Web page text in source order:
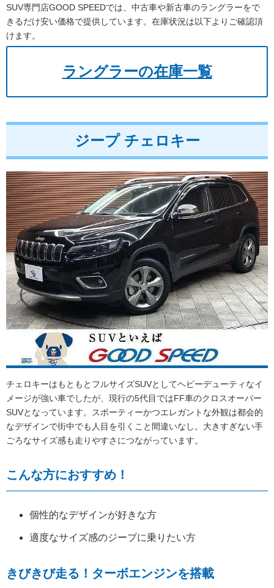
SUV専門店GOOD SPEEDでは、中古車や新古車のラングラーをで
きるだけ安い価格で提供しています。在庫状況は以下よりご確認頂
けます。
ラングラーの在庫一覧
ジープ チェロキー
チェロキーはもともとフルサイズSUVとしてヘビーデューティなイ
メージが強い車でしたが、現行の5代目ではFF車のクロスオーバー
SUVとなっています。スポーティーかつエレガントな外観は都会的
なデザインで街中でも人目を引くこと間違いなし。大きすぎない手
ごろなサイズ感も走りやすさにつながっています。
こんな方におすすめ！
個性的なデザインが好きな方
適度なサイズ感のジープに乗りたい方
きびきび走る！ターボエンジンを搭載